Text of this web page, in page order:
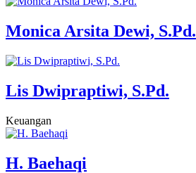
Monica Arsita Dewi, S.Pd.
Lis Dwipraptiwi, S.Pd.
Keuangan
H. Baehaqi